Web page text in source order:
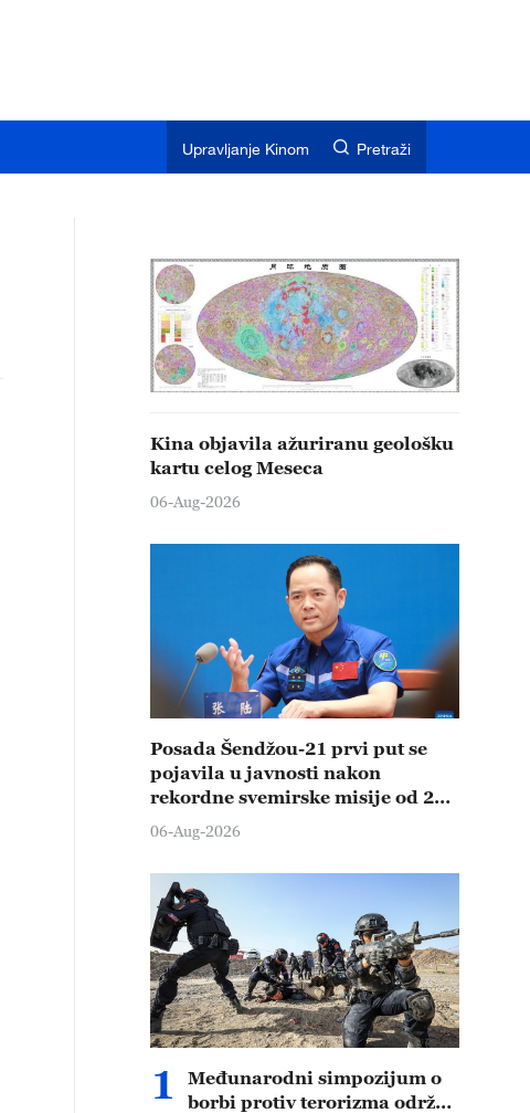
Upravljanje Kinom Pretraži
Kina objavila ažuriranu geološku
kartu celog Meseca
06-Aug-2026
Posada Šendžou-21 prvi put se
pojavila u javnosti nakon
rekordne svemirske misije od 210
dana
06-Aug-2026
1
Međunarodni simpozijum o
borbi protiv terorizma održan